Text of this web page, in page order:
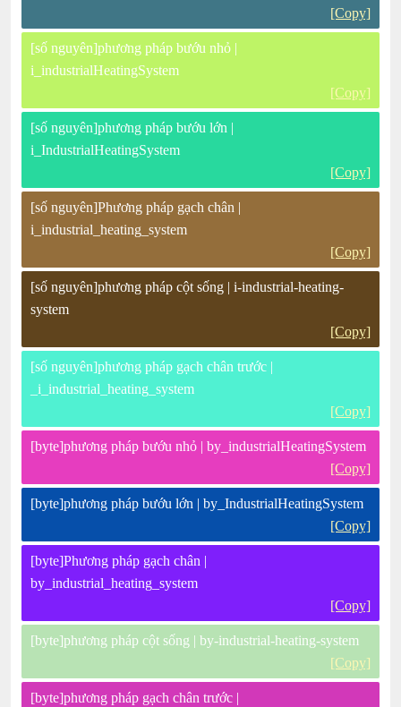
[Copy]
[số nguyên]phương pháp bướu nhỏ |
i_industrialHeatingSystem
[Copy]
[số nguyên]phương pháp bướu lớn |
i_IndustrialHeatingSystem
[Copy]
[số nguyên]Phương pháp gạch chân |
i_industrial_heating_system
[Copy]
[số nguyên]phương pháp cột sống | i-industrial-heating-
system
[Copy]
[số nguyên]phương pháp gạch chân trước |
_i_industrial_heating_system
[Copy]
[byte]phương pháp bướu nhỏ | by_industrialHeatingSystem
[Copy]
[byte]phương pháp bướu lớn | by_IndustrialHeatingSystem
[Copy]
[byte]Phương pháp gạch chân |
by_industrial_heating_system
[Copy]
[byte]phương pháp cột sống | by-industrial-heating-system
[Copy]
[byte]phương pháp gạch chân trước |